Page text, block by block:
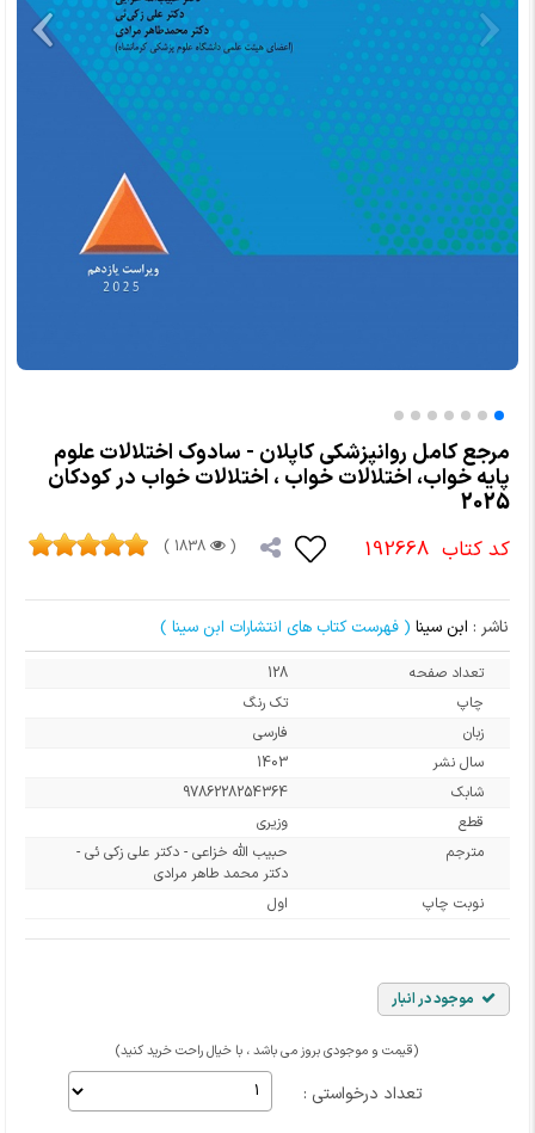
مرجع کامل روانپزشکی کاپلان - سادوک اختلالات علوم
پایه خواب، اختلالات خواب ، اختلالات خواب در کودکان
2025
کد کتاب 192668
(
1838 )
ناشر : ابن سینا ( فهرست کتاب های انتشارات ابن سینا )
تعداد صفحه
128
چاپ
تک رنگ
زبان
فارسی
سال نشر
1403
شابک
9786228254364
قطع
وزیری
مترجم
حبیب الله خزاعی - دکتر علی زکی ئی -
دکتر محمد طاهر مرادی
نوبت چاپ
اول
موجود در انبار
(قیمت و موجودی بروز می باشد ، با خیال راحت خرید کنید)
تعداد درخواستی :